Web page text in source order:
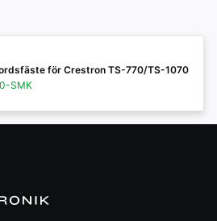
för Crestron TS-770/TS-1070
SMK